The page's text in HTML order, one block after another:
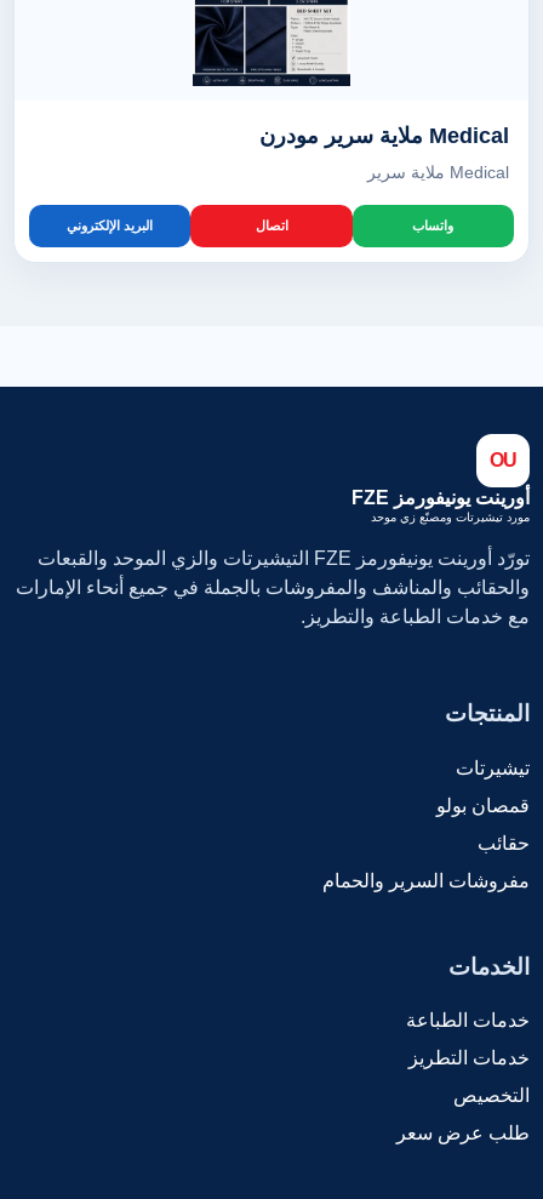
Medical ملاية سرير مودرن
Medical ملاية سرير
واتساب اتصال البريد الإلكتروني
OU
أورينت يونيفورمز FZE
مورد تيشيرتات ومصنّع زي موحد
تورّد أورينت يونيفورمز FZE التيشيرتات والزي الموحد والقبعات
والحقائب والمناشف والمفروشات بالجملة في جميع أنحاء الإمارات
مع خدمات الطباعة والتطريز.
المنتجات
تيشيرتات
قمصان بولو
حقائب
مفروشات السرير والحمام
الخدمات
خدمات الطباعة
خدمات التطريز
التخصيص
طلب عرض سعر